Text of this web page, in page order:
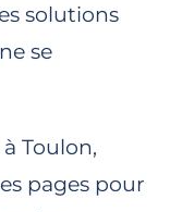
solutions
se
Toulon,
pages pour